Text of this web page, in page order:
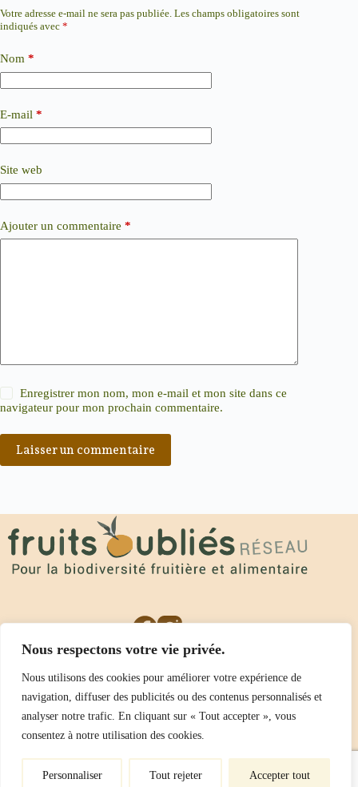
Nous respectons votre vie privée.
Nous utilisons des cookies pour améliorer votre expérience de
navigation, diffuser des publicités ou des contenus personnalisés et
analyser notre trafic. En cliquant sur « Tout accepter », vous
consentez à notre utilisation des cookies.
Personnaliser Tout rejeter Accepter tout
Votre adresse e-mail ne sera pas publiée. Les champs obligatoires sont
indiqués avec *
Nom *
E-mail *
Site web
Ajouter un commentaire *
Enregistrer mon nom, mon e-mail et mon site dans ce
navigateur pour mon prochain commentaire.
Laisser un commentaire
Actualités
Contact
Association Fruits Oubliés Réseau (FOR)
Siège social : La Bruyere des salces, chez M. Colicci 34700
Siège postal : chez M. Subirats, 40 impasse du Sarraie 34400
LUNEL